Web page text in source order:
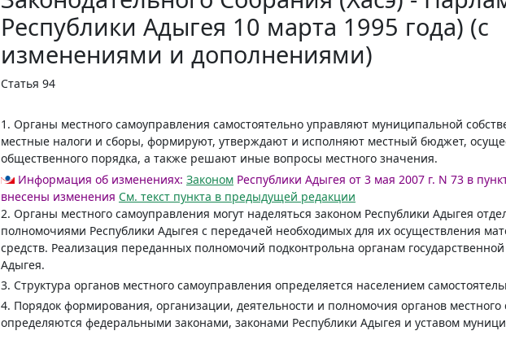
Республики Адыгея 10 марта 1995 года) (с
изменениями и дополнениями)
Статья 94
1. Органы местного самоуправления самостоятельно управляют муниципальной
местные налоги и сборы, формируют, утверждают и исполняют местный бюджет,
общественного порядка, а также решают иные вопросы местного значения.
Информация об изменениях: Законом Республики Адыгея от 3 мая 2007 г. N 73 в
внесены изменения См. текст пункта в предыдущей редакции
2. Органы местного самоуправления могут наделяться законом Республики Адыгея
полномочиями Республики Адыгея с передачей необходимых для их осуществления
средств. Реализация переданных полномочий подконтрольна органам государственной
Адыгея.
3. Структура органов местного самоуправления определяется населением
4. Порядок формирования, организации, деятельности и полномочия органов местного
определяются федеральными законами, законами Республики Адыгея и уставом